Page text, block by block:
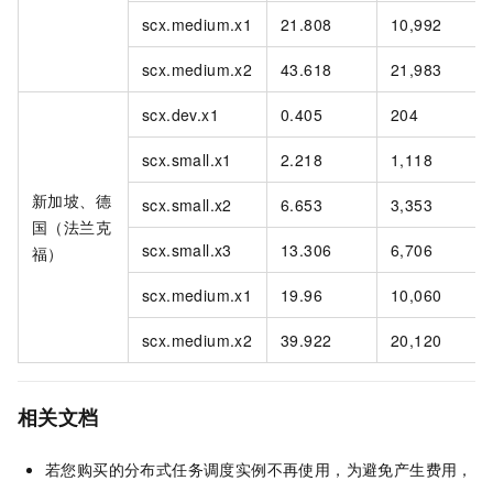
scx.medium.x1 21.808 10,992
scx.medium.x2 43.618 21,983
新加坡、德
国（法兰克
福）
scx.dev.x1 0.405 204
scx.small.x1 2.218 1,118
scx.small.x2 6.653 3,353
scx.small.x3 13.306 6,706
scx.medium.x1 19.96 10,060
scx.medium.x2 39.922 20,120
相关文档
若您购买的分布式任务调度实例不再使用，为避免产生费用，